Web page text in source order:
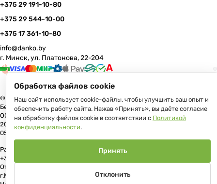
+375 29 191-10-80
+375 29 544-10-00
+375 17 361-10-80
info@danko.by
г. Минск, ул. Платонова, 22-204
© 2026 Данко Бай: качественная мебель с оперативной доставкой по
Беларуси
ООО «Гранд Парк», юр.адрес: 220005, Минск, ул. Платонова, 22, пом.
204 В торговом реестре с 17 июля 2013 г. Регистрация №191081534,
05.11.2008, Мингорисполком.
Рассмотрение обращений потребителей, телефон +375 (17) 361-10-80,
+375 (29) 191-10-80, +375 (29) 544-10-00, e-mail: info@danko.by
Отдел торговли и услуг Администрации Первомайского района
г.Минска: тел. +375(17)215-14-65, Начальник отдела: Жакович Юлия
Обработка файлов cookie
Наш сайт использует cookie-файлы, чтобы улучшить ваш опыт и
обеспечить работу сайта. Нажав «Принять», вы даёте согласие
на обработку файлов cookie в соответствии с Политикой
конфиденциальности.
Отклонить
Принять